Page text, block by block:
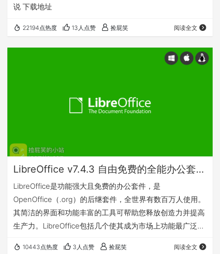
说 下载地址
22194点热度 13人点赞 捡屁笑 阅读全文
LibreOffice v7.4.3 自由免费的全能办公套件（Win&Mac&Linux）
LibreOffice是功能强大且免费的办公套件，是
OpenOffice（.org）的后继套件，全世界有数百万人使用。
其简洁的界面和功能丰富的工具可帮助您释放创造力并提高
生产力。LibreOffice包括几个使其成为市场上功能最广泛的
Calc（电子表格），Impress（演示），Draw（矢量图形和
10443点热度 3人点赞 捡屁笑 阅读全文